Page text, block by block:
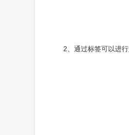
2、通过标签可以进行